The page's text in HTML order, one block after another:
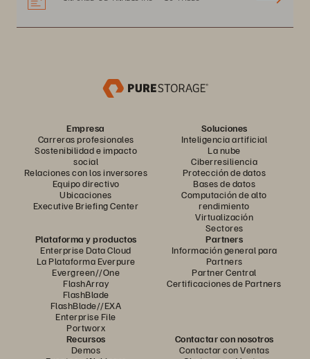
Empresa
Carreras profesionales
Sostenibilidad e impacto
social
Relaciones con los inversores
Equipo directivo
Ubicaciones
Executive Briefing Center
Soluciones
Inteligencia artificial
La nube
Ciberresiliencia
Protección de datos
Bases de datos
Computación de alto
rendimiento
Virtualización
Sectores
Plataforma y productos
Enterprise Data Cloud
La Plataforma Everpure
Evergreen//One
FlashArray
FlashBlade
FlashBlade//EXA
Enterprise File
Portworx
Partners
Información general para
Partners
Partner Central
Certificaciones de Partners
Recursos
Demos
Contactar con nosotros
Contactar con Ventas